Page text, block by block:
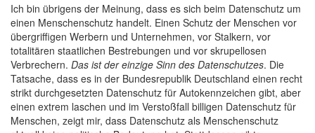
Ich bin übrigens der Meinung, dass es sich beim Datenschutz um
einen Menschenschutz handelt. Einen Schutz der Menschen vor
übergriffigen Werbern und Unternehmen, vor Stalkern, vor
totalitären staatlichen Bestrebungen und vor skrupellosen
Verbrechern. Das ist der einzige Sinn des Datenschutzes. Die
Tatsache, dass es in der Bundesrepublik Deutschland einen recht
strikt durchgesetzten Datenschutz für Autokennzeichen gibt, aber
einen extrem laschen und im Verstoßfall billigen Datenschutz für
Menschen, zeigt mir, dass Datenschutz als Menschenschutz